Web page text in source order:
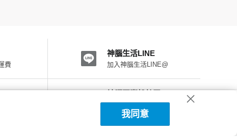
費
神腦生活LINE
加入神腦生活LINE@
加入FB粉絲團
我同意